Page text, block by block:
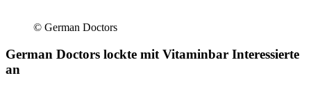
© German Doctors
German Doctors lockte mit Vitaminbar Interessierte
an